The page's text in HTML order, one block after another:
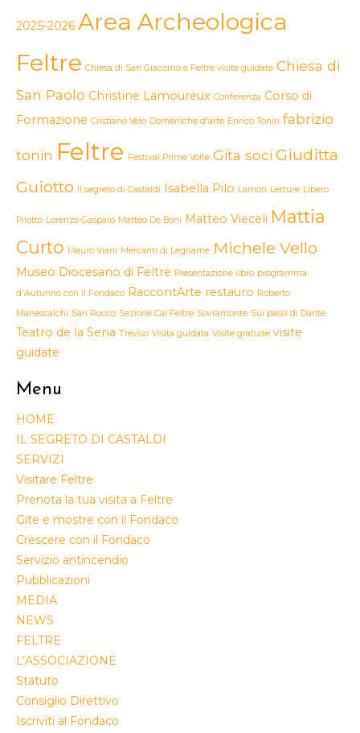
2025-2026 Area Archeologica
Feltre Chiesa di San Giacomo a Feltre visite guidate Chiesa di
San Paolo Christine Lamoureux Conferenza Corso di
Formazione Cristiano Velo Domeniche d'arte Enrico Tonin fabrizio
tonin Feltre Festival Prime Volte Gita soci Giuditta
Guiotto Il segreto di Castaldi Isabella Pilo Lamon Letture Libero
Pilotto Lorenzo Gasparo Matteo De Boni Matteo Vieceli Mattia
Curto Mauro Viani Mercanti di Legname Michele Vello
Museo Diocesano di Feltre Presentazione libro programma
d'Autunno con il Fondaco RaccontArte restauro Roberto
Manescalchi San Rocco Sezione Cai Feltre Sovramonte Sui passi di Dante
Teatro de la Sena Treviso Visita guidata Visite gratuite visite
guidate
Menu
HOME
IL SEGRETO DI CASTALDI
SERVIZI
Visitare Feltre
Prenota la tua visita a Feltre
Gite e mostre con il Fondaco
Crescere con il Fondaco
Servizio antincendio
Pubblicazioni
MEDIA
NEWS
FELTRE
L’ASSOCIAZIONE
Statuto
Consiglio Direttivo
Iscriviti al Fondaco